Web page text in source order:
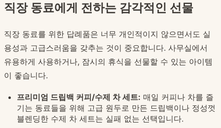
직장 동료에게 전하는 감각적인 선물
직장 동료를 위한 답례품은 너무 개인적이지 않으면서도 실
용성과 고급스러움을 갖추는 것이 중요합니다. 사무실에서
유용하게 사용하거나, 잠시의 휴식을 선물할 수 있는 아이템
이 좋습니다.
프리미엄 드립백 커피/수제 차 세트: 매일 커피나 차를 즐
기는 동료들을 위해 고급 원두로 만든 드립백이나 정성껏
블렌딩한 수제 차 세트는 실패 없는 선택입니다.